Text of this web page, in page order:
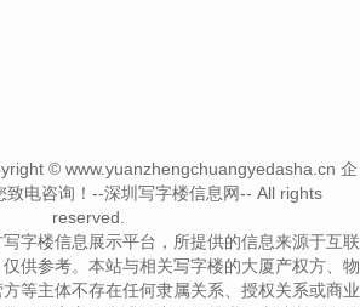
© www.yuanzhengchuangyedasha.cn 企
致电咨询！--深圳写字楼信息网-- All rights
reserved.
字楼信息展示平台，所提供的信息来源于互联
供参考。本站与相关写字楼的大厦产权方、物
等主体不存在任何隶属关系、授权关系或商业